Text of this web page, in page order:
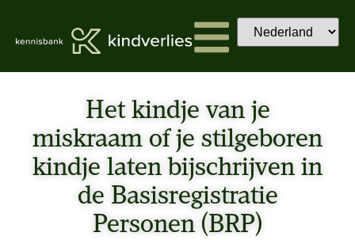
Het kindje van je
miskraam of je stilgeboren
kindje laten bijschrijven in
de Basisregistratie
Personen (BRP)